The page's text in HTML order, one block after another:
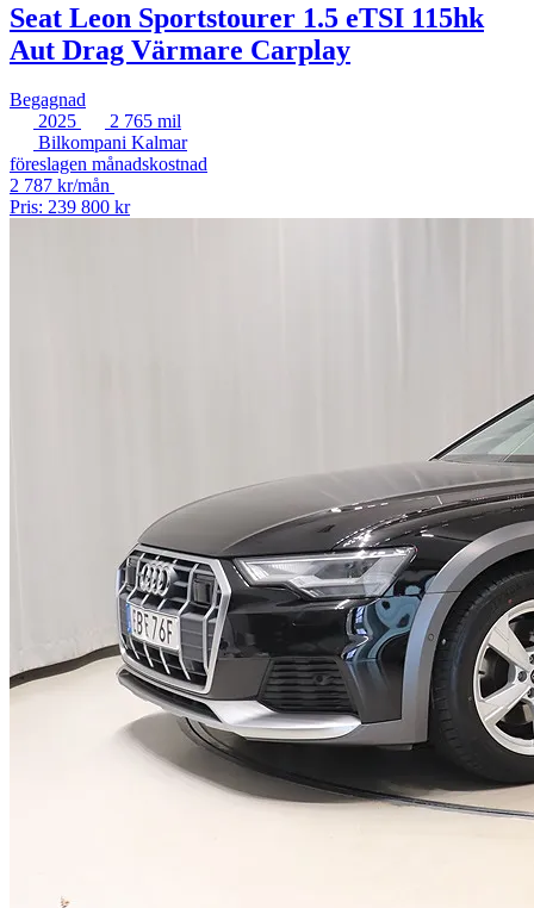
Seat Leon Sportstourer 1.5 eTSI 115hk
Aut Drag Värmare Carplay
Begagnad
2025
2 765 mil
Bilkompani Kalmar
föreslagen månadskostnad
2 787 kr/mån
Pris: 239 800 kr